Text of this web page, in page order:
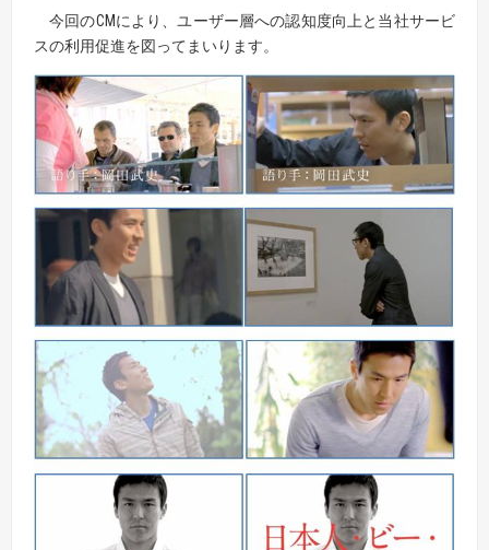
今回のCMにより、ユーザー層への認知度向上と当社サービ
スの利用促進を図ってまいります。